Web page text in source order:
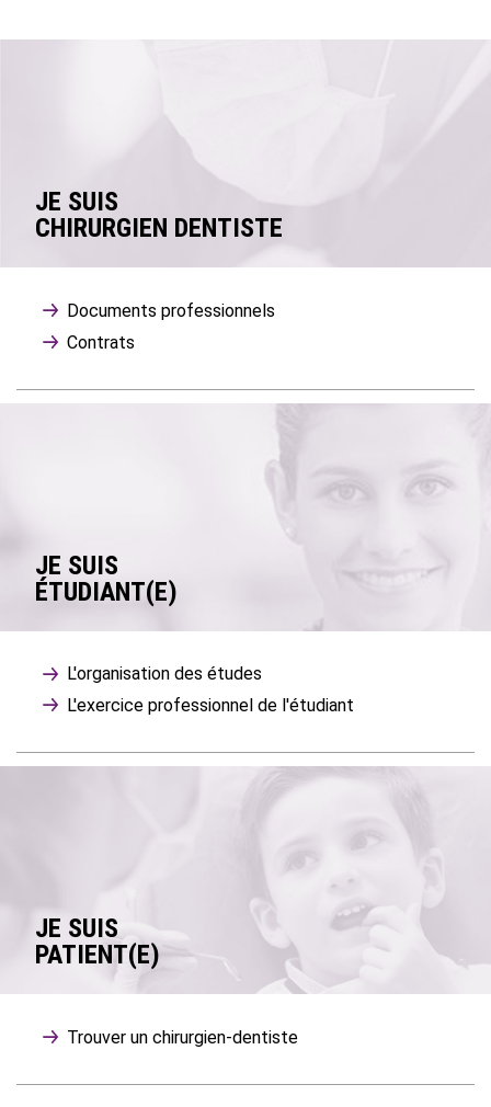
JE SUIS
CHIRURGIEN DENTISTE
Documents professionnels
Contrats
JE SUIS
ÉTUDIANT(E)
L'organisation des études
L'exercice professionnel de l'étudiant
JE SUIS
PATIENT(E)
Trouver un chirurgien-dentiste